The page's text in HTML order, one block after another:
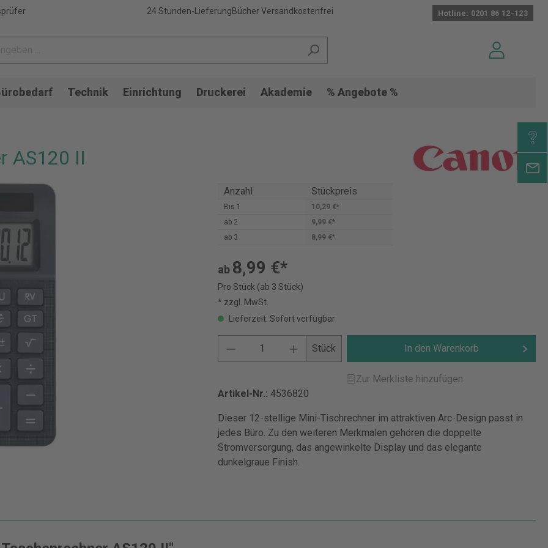
24 Stunden-LieferungBücher Versandkostenfrei Hotline: 0201 86 12-123
Technik Einrichtung Druckerei Akademie % Angebote %
AS120 II
Anzahl Stückpreis
Bis 1
10,29 €*
ab 2
9,99 €*
ab 3 8,99 €*
ab 8,99 €*
Pro Stück (ab 3 Stück)
* zzgl. MwSt.
Lieferzeit: Sofort verfügbar
Stück In den Warenkorb
Zur Merkliste hinzufügen
Artikel-Nr.: 4536820
Dieser 12-stellige Mini-Tischrechner im attraktiven Arc-Design passt in
jedes Büro. Zu den weiteren Merkmalen gehören die doppelte
Stromversorgung, das angewinkelte Display und das elegante
dunkelgraue Finish.